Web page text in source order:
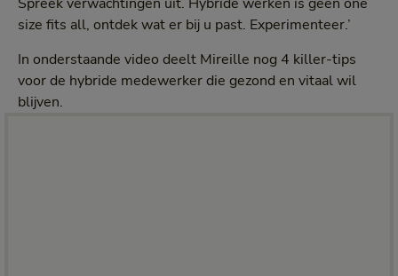
size fits all, ontdek wat er bij u past. Experimenteer.’
In onderstaande video deelt Mireille nog 4 killer-tips
voor de hybride medewerker die gezond en vitaal wil
blijven.